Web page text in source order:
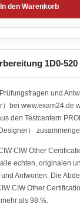
In den Warenkorb
1D0-520
und
bei www.exam24.de
den Testcentern
）
CIW Other
echten, originalen
Antworten. Die
CIW Other
als 98 %.